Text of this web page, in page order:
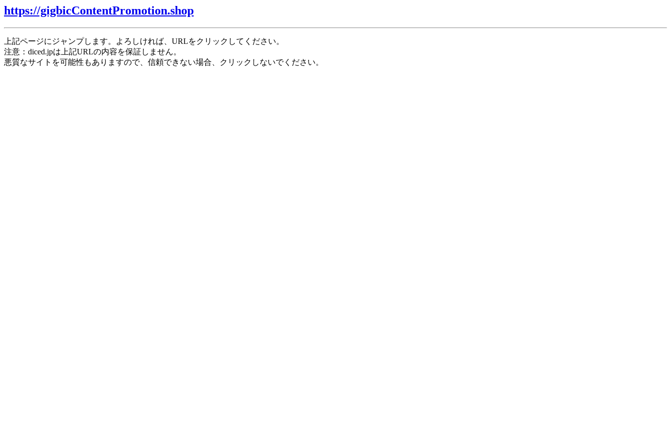
https://gigbicContentPromotion.shop
上記ページにジャンプします。よろしければ、URLをクリックしてください。
注意：diced.jpは上記URLの内容を保証しません。
悪質なサイトを可能性もありますので、信頼できない場合、クリックしないでください。